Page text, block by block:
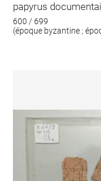
papyrus
600 / 699
(époque byzantine ;